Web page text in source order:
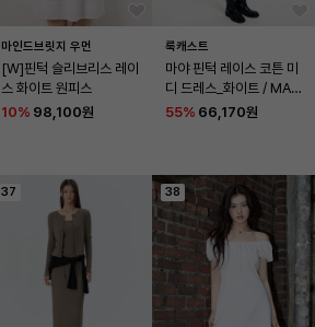
마인드브릿지 우먼
[W]핀턱 슬리브리스 레이
스 화이트 원피스
10% 98,100원
룩캐스트
마야 핀턱 레이스 코튼 미
디 드레스_화이트 / MAY
A PINTUCK LACE CO
55% 66,170원
37 38